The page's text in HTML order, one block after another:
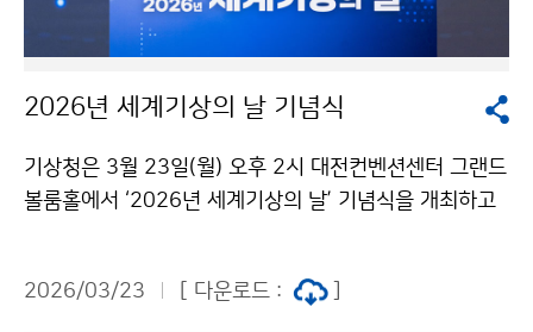
2026년 세계기상의 날 기념식
기상청은 3월 23일(월) 오후 2시 대전컨벤션센터 그랜드
볼룸홀에서 ‘2026년 세계기상의 날’ 기념식을 개최하고
후위기 시대에 전 지구적 위험을 반영한 현안을 주제로 선
2026/03/23 [ 다운로드 :